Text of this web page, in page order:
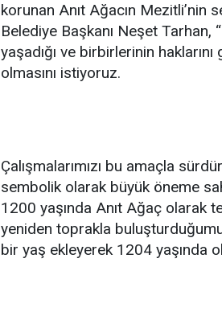
korunan Anıt Ağacın
Belediye Başkanı Neşet Tarhan,
yaşadığı ve birbirlerinin
olmasını istiyoruz.
Çalışmalarımızı bu amaçla
sembolik olarak büyük öneme
1200 yaşında Anıt Ağaç olarak
yeniden toprakla
bir yaş ekleyerek 1204 yaşında